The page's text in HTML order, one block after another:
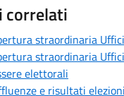
correlati
straordinaria
straordinaria
elettorali
e risultati